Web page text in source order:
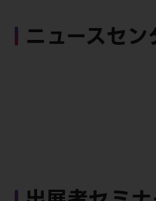
ニュースセ